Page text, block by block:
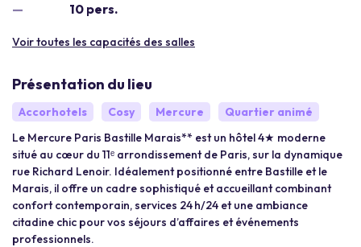
— 10 pers.
Voir toutes les capacités des salles
Présentation du lieu
Accorhotels Cosy Mercure
Quartier animé
Le Mercure Paris Bastille Marais** est un hôtel 4★ moderne
situé au cœur du 11ᵉ arrondissement de Paris, sur la dynamique
rue Richard Lenoir. Idéalement positionné entre Bastille et le
Marais, il offre un cadre sophistiqué et accueillant combinant
confort contemporain, services 24 h/24 et une ambiance
citadine chic pour vos séjours d’affaires et événements
professionnels.